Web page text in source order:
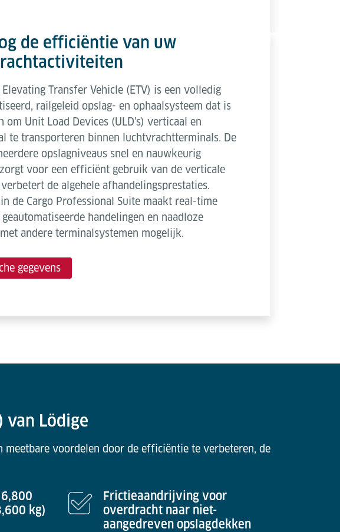
de efficiëntie van uw
Elevating Transfer Vehicle (ETV) is een volledig
railgeleid opslag- en ophaalsysteem dat is
om Unit Load Devices (ULD's) verticaal en
te transporteren binnen luchtvrachtterminals. De
opslagniveaus snel en nauwkeurig
voor een efficiënt gebruik van de verticale
de algehele afhandelingsprestaties.
in de Cargo Professional Suite maakt real-time
geautomatiseerde handelingen en naadloze
andere terminalsystemen mogelijk.
gegevens
van Lödige
voordelen door de efficiëntie te verbeteren, de
kg)
Frictieaandrijving voor
overdracht naar niet-
aangedreven opslagdekken